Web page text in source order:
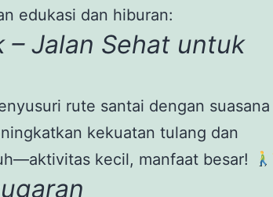
edukasi dan hiburan:
– Jalan Sehat untuk
rute santai dengan suasana
kekuatan tulang dan
kecil, manfaat besar!